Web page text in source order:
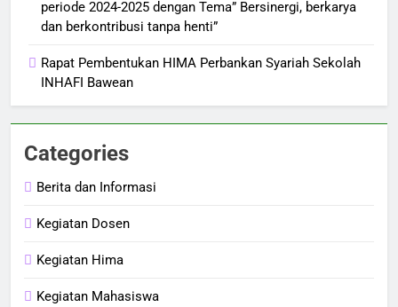
periode 2024-2025 dengan Tema” Bersinergi, berkarya
dan berkontribusi tanpa henti”
Rapat Pembentukan HIMA Perbankan Syariah Sekolah
INHAFI Bawean
Categories
Berita dan Informasi
Kegiatan Dosen
Kegiatan Hima
Kegiatan Mahasiswa